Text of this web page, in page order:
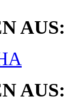
AUS:
AUS: